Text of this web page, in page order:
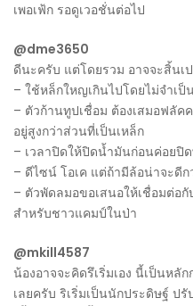
เพอเฟ้ก รอดูเวอชั่นต่อไป
@dme3650
ดีนะครับ แต่โดยรวม อาจจะสิ้นเ
– ใช้หล็กใหญเกินไปโดยไม่จำเป็น
– ตัวก้านทูปเชื่อม ต้องเสมอฟลัค
อยู่สูงกว่าส่วนที่เป็นเหล็ก
– เวลาปิดให้ปิดน้ำมันก่อนค่อยปิ
– ดีไซน์ โอเค แต่ถ้ามีล้อน่าจะดี
– ตัวพัดลมอขอเสนอให้เชื่อมต่อ
สำหรับชาวแคมป์ในป่า
@mkill4587
น้องอาจจะคิดรึเริ่มเอง นี้เป็นหลั
เลยครับ ริเริ่มเป็นนักประดิษฐ์ ป